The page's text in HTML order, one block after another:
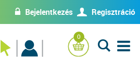
w Bejelentkezés U Regisztráció
0
L